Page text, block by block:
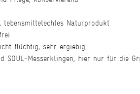
lebensmittelechtes Naturprodukt
flüchtig, sehr ergiebig.
SOUL-Messerklingen, hier nur für die